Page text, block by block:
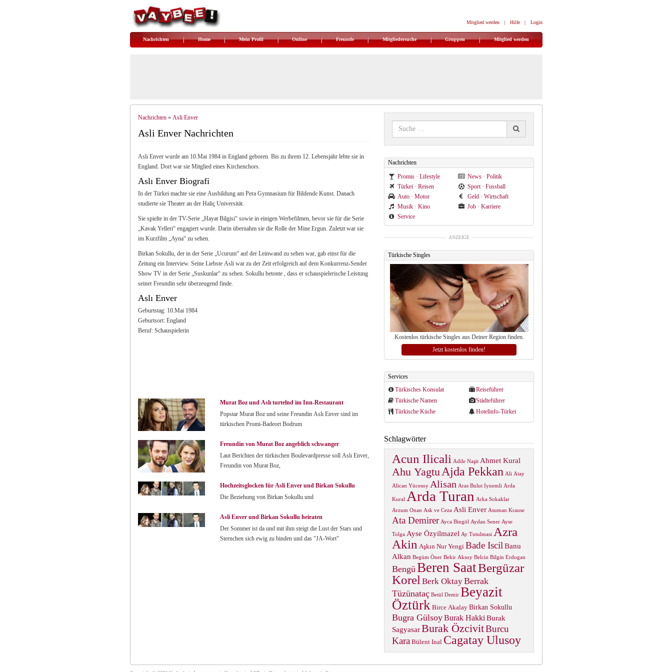
Mitglied werden | Hilfe | Login
Nachrichten Home Mein Profil Online Freunde Mitgliedersuche Gruppen Mitglied werden
Nachrichten» Asli Enver
Asli Enver Nachrichten
Aslı Enver wurde am 10.Mai 1984 in England geboren. Bis zu ihrem 12. Lebensjahr lebte sie in
England. Dort war sie Mitglied eines Kirchenchors.
Aslı Enver Biografi
In der Türkei machte sie eine Ausbildung am Pera Gymnasium für Bildende Kunst. Danach
studierte sie Theater an der Haliç Universität.
Sie spielte in der TV-Serie „Hayat Bilgisi“ sowie in einigen Werbefilmen, bevor sie für die Serie
„Kavak Yelleri“ engagiert wurde. Darin übernahm sie die Rolle der Mine Ergun. Zuletzt war sie
im Kurzfilm „Ayna“ zu sehen.
Birkan Sokullu, der in der Serie „Ucurum“ auf der Leinwand zu sehen war, gab einst für die
Zeitung ein Interview. Seine Liebste Asli war zu der Zeit erfolgreich auf dem Konkurrenz-Sender
Show TV in der Serie „Suskunlar“ zu sehen. Sokullu betonte , dass er schauspielerische Leistung
seiner Freundin sehr überzeugend finde.
Aslı Enver
Geburtstag: 10.Mai 1984
Geburtsort: England
Beruf: Schauspielerin
Murat Boz und Aslı turtelnd im Inn-Restaurant
Popstar Murat Boz und seine Freundin Aslı Enver sind im
türkischen Promi-Badeort Bodrum
Freundin von Murat Boz angeblich schwanger
Laut Berichten der türkischen Boulevardpresse soll Aslı Enver,
Freundin von Murat Boz,
Hochzeitsglocken für Asli Enver und Birkan Sokullu
Die Beziehung von Birkan Sokullu und
Asli Enver und Birkan Sokullu heiraten
Der Sommer ist da und mit ihm steigt die Lust der Stars und
Sternchen sich ewig zu binden und das "JA-Wort"
Nachrichten
Promis · Lifestyle
News · Politik
Türkei · Reisen
Sport · Fussball
Auto · Motor
Geld · Wirtschaft
Musik · Kino
Job · Karriere
Service
ANZEIGE
Türkische Singles
Kostenlos türkische Singles aus Deiner Region finden.
Jetzt kostenlos finden!
Services
Türkisches Konsulat
Reiseführer
Türkische Namen
Städteführer
Türkische Küche
Hotelinfo-Türkei
Schlagwörter
Acun Ilicali Adile Naşit Ahmet Kural
Ahu Yagtu Ajda Pekkan Ali Atay
Alican Yücesoy Alisan Aras Bulut Iynemli Arda
Kural Arda Turan Arka Sokaklar
Arzum Onan Ask ve Ceza Asli Enver Asuman Krause
Ata Demirer Ayca Bingöl Aydan Sener Ayse
Tolga Ayse Özyilmazel Ay Tutulmasi Azra
Akin Aşkın Nur Yengi Bade Iscil Banu
Alkan Begüm Öner Bekir Aksoy Belcin Bilgin Erdogan
BengüBeren SaatBergüzar
Korel Berk OktayBerrak
Tüzünataç Betül Demir Beyazit
Öztürk Birce Akalay Birkan Sokullu
Bugra GülsoyBurak Hakki Burak
Sagyasar Burak ÖzcivitBurcu
Kara Bülent Inal Cagatay Ulusoy